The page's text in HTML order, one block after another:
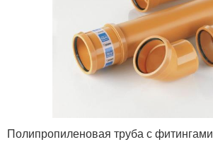
Полипропиленовая труба с фитингами